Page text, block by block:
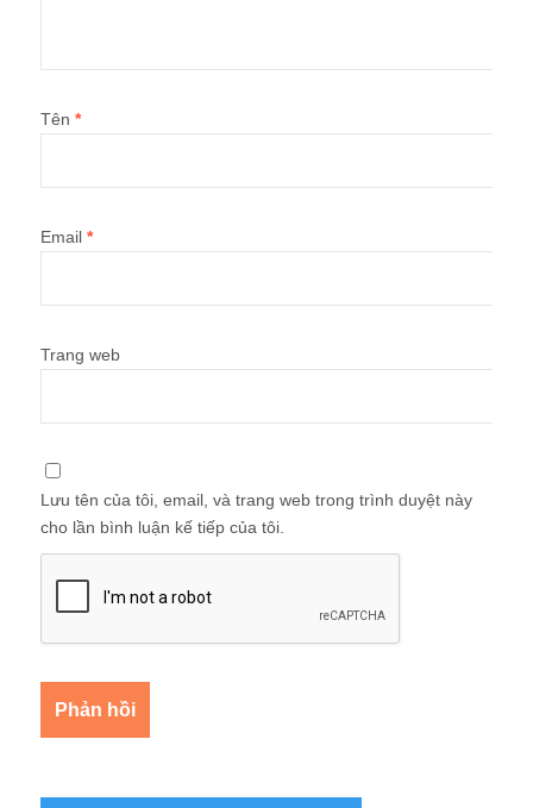
Tên *
Email *
Trang web
Lưu tên của tôi, email, và trang web trong trình duyệt này
cho lần bình luận kế tiếp của tôi.